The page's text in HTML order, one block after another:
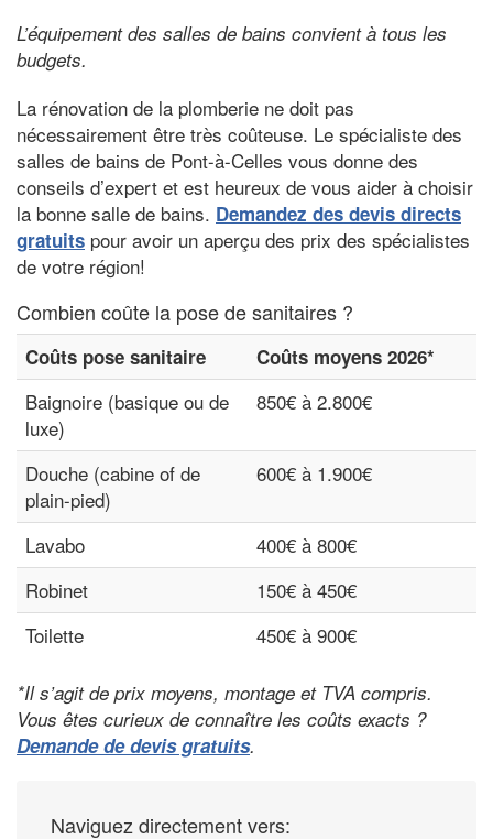
L’équipement des salles de bains convient à tous les
budgets.
La rénovation de la plomberie ne doit pas
nécessairement être très coûteuse. Le spécialiste des
salles de bains de Pont-à-Celles vous donne des
conseils d’expert et est heureux de vous aider à choisir
la bonne salle de bains. Demandez des devis directs
gratuits pour avoir un aperçu des prix des spécialistes
de votre région!
Combien coûte la pose de sanitaires ?
Coûts pose sanitaire Coûts moyens 2026*
Baignoire (basique ou de
luxe)
850€ à 2.800€
Douche (cabine of de
plain-pied)
600€ à 1.900€
Lavabo
400€ à 800€
Robinet
150€ à 450€
Toilette
450€ à 900€
*Il s’agit de prix moyens, montage et TVA compris.
Vous êtes curieux de connaître les coûts exacts ?
Demande de devis gratuits.
Naviguez directement vers: